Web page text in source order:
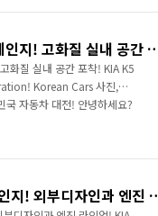
라고 3대의 차량이 비슷한
에는 그랜저 IG페이스리프
동차에서 공식 티저 이미지
셔리한 분위기의 그랜저 IG
것 같은데, 웬만한 신차보다
시간 까지..
11부! 신형 K5 풀체인지! 고화질 실내 공간 포착!
화질 실내 공간 포착! KIA K5
Korean Cars 사진,글 |
국 자동차 대전! 안녕하세요?
고 대한민국 자동차 시장이
자랑하는 그랜저 IG 페이스
티저 영상을 잠시 보겠습니
으로 보기 그랜저 IG 페이스
9부! 신형 K5 풀체인지! 외부디자인